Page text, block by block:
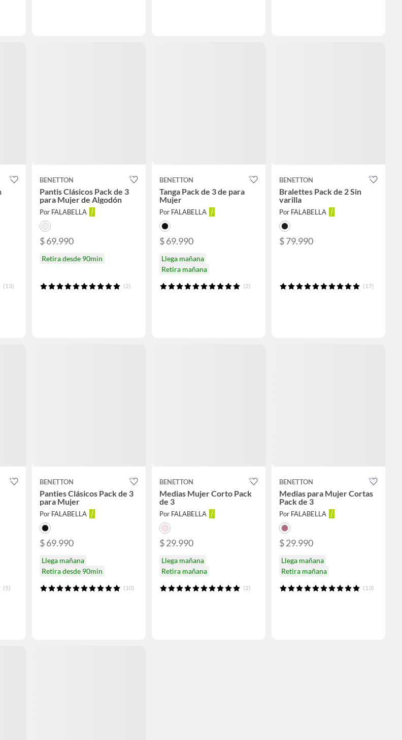
(13)
BENETTON
Pantis Clásicos Pack de 3
para Mujer de Algodón
Por FALABELLA
$ 69.990
Retira desde 90min
(2)
BENETTON
Tanga Pack de 3 de para
Mujer
Por FALABELLA
$ 69.990
Llega mañana
Retira mañana
(2)
BENETTON
Bralettes Pack de 2 Sin
varilla
Por FALABELLA
$ 79.990
(17)
(5)
BENETTON
Panties Clásicos Pack de 3
para Mujer
Por FALABELLA
$ 69.990
Llega mañana
Retira desde 90min
(10)
BENETTON
Medias Mujer Corto Pack
de 3
Por FALABELLA
$ 29.990
Llega mañana
Retira mañana
(2)
BENETTON
Medias para Mujer Cortas
Pack de 3
Por FALABELLA
$ 29.990
Llega mañana
Retira mañana
(13)